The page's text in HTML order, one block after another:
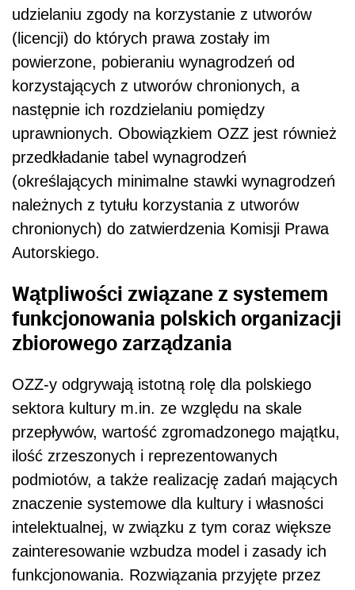
udzielaniu zgody na korzystanie z utworów
(licencji) do których prawa zostały im
powierzone, pobieraniu wynagrodzeń od
korzystających z utworów chronionych, a
następnie ich rozdzielaniu pomiędzy
uprawnionych. Obowiązkiem OZZ jest również
przedkładanie tabel wynagrodzeń
(określających minimalne stawki wynagrodzeń
należnych z tytułu korzystania z utworów
chronionych) do zatwierdzenia Komisji Prawa
Autorskiego.
Wątpliwości związane z systemem
funkcjonowania polskich organizacji
zbiorowego zarządzania
OZZ-y odgrywają istotną rolę dla polskiego
sektora kultury m.in. ze względu na skale
przepływów, wartość zgromadzonego majątku,
ilość zrzeszonych i reprezentowanych
podmiotów, a także realizację zadań mających
znaczenie systemowe dla kultury i własności
intelektualnej, w związku z tym coraz większe
zainteresowanie wzbudza model i zasady ich
funkcjonowania. Rozwiązania przyjęte przez